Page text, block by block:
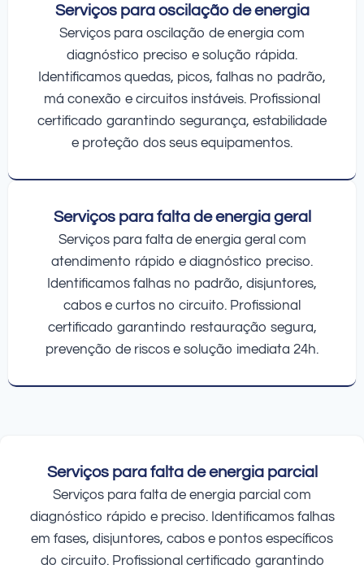
Serviços para oscilação de energia
Serviços para oscilação de energia com
diagnóstico preciso e solução rápida.
Identificamos quedas, picos, falhas no padrão,
má conexão e circuitos instáveis. Profissional
certificado garantindo segurança, estabilidade
e proteção dos seus equipamentos.
Serviços para falta de energia geral
Serviços para falta de energia geral com
atendimento rápido e diagnóstico preciso.
Identificamos falhas no padrão, disjuntores,
cabos e curtos no circuito. Profissional
certificado garantindo restauração segura,
prevenção de riscos e solução imediata 24h.
Serviços para falta de energia parcial
Serviços para falta de energia parcial com
diagnóstico rápido e preciso. Identificamos falhas
em fases, disjuntores, cabos e pontos específicos
do circuito. Profissional certificado garantindo